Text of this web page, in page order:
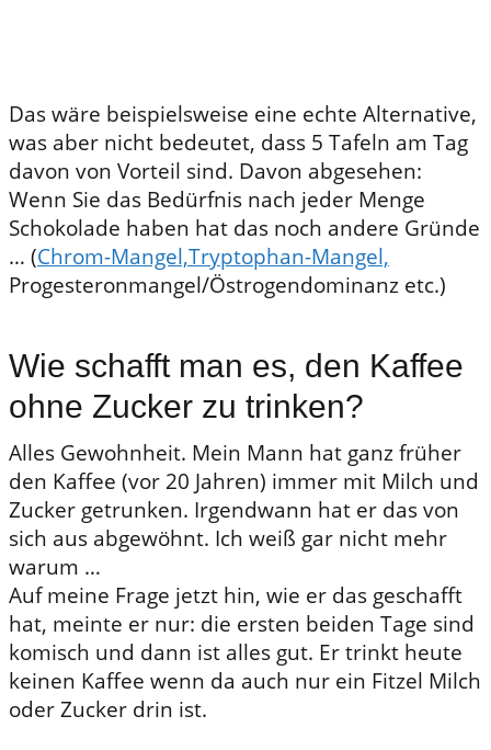
Das wäre beispielsweise eine echte Alternative,
was aber nicht bedeutet, dass 5 Tafeln am Tag
davon von Vorteil sind. Davon abgesehen:
Wenn Sie das Bedürfnis nach jeder Menge
Schokolade haben hat das noch andere Gründe
… (Chrom-Mangel,Tryptophan-Mangel,
Progesteronmangel/Östrogendominanz etc.)
Wie schafft man es, den Kaffee
ohne Zucker zu trinken?
Alles Gewohnheit. Mein Mann hat ganz früher
den Kaffee (vor 20 Jahren) immer mit Milch und
Zucker getrunken. Irgendwann hat er das von
sich aus abgewöhnt. Ich weiß gar nicht mehr
warum …
Auf meine Frage jetzt hin, wie er das geschafft
hat, meinte er nur: die ersten beiden Tage sind
komisch und dann ist alles gut. Er trinkt heute
keinen Kaffee wenn da auch nur ein Fitzel Milch
oder Zucker drin ist.